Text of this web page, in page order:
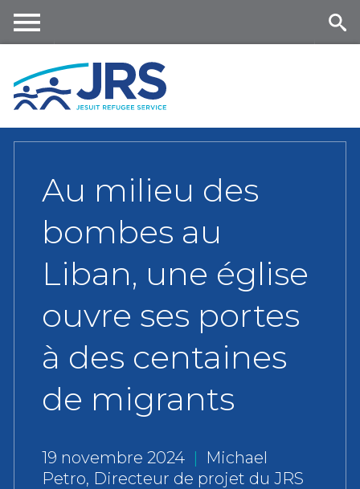
content
nu
Au milieu des
bombes au
Liban, une église
ouvre ses portes
à des centaines
de migrants
19 novembre 2024 |
Michael
Petro, Directeur de projet du JRS